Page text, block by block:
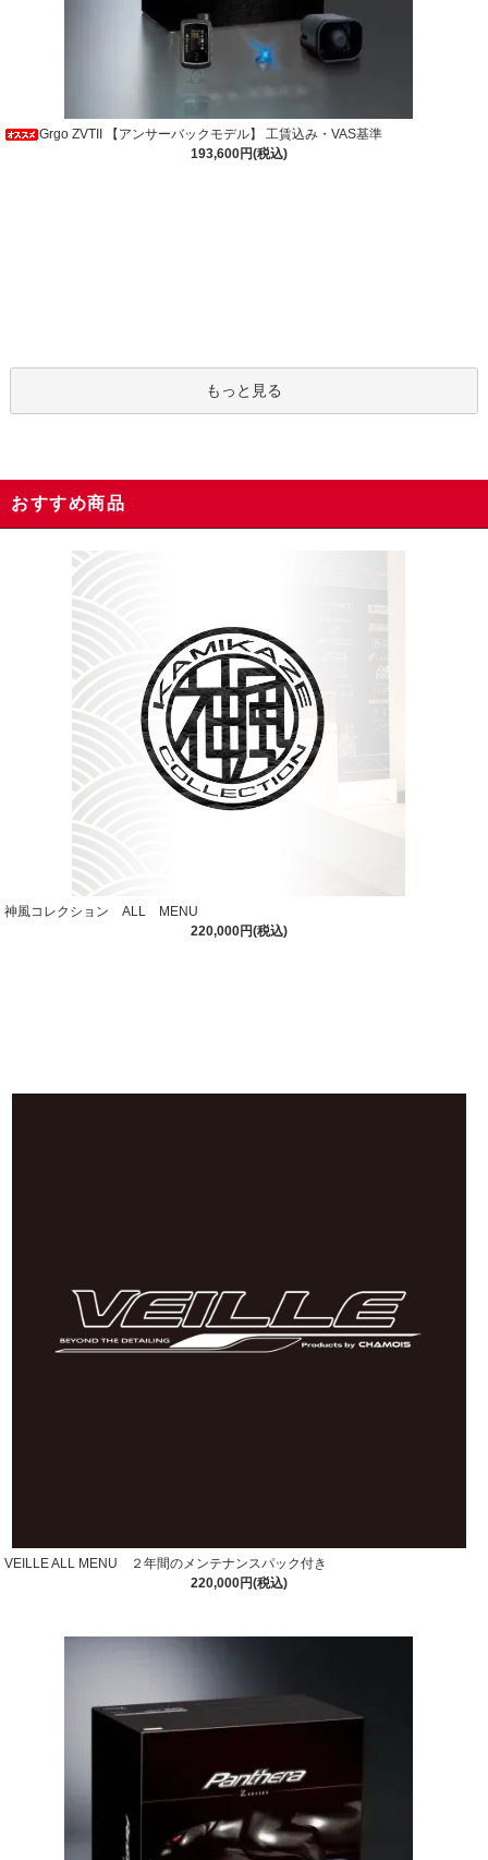
Grgo ZVTII 【アンサーバックモデル】 工賃込み・VAS基準
193,600円(税込)
もっと見る
おすすめ商品
神風コレクション ALL MENU
220,000円(税込)
VEILLE ALL MENU ２年間のメンテナンスパック付き
220,000円(税込)